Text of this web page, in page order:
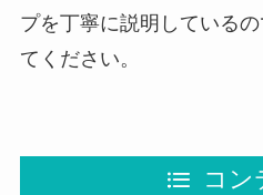
プを丁寧に説明している
てください。
コン